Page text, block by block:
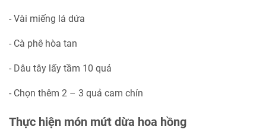
- Vài miếng lá dứa
- Cà phê hòa tan
- Dâu tây lấy tầm 10 quả
- Chọn thêm 2 – 3 quả cam chín
Thực hiện món mứt dừa hoa hồng